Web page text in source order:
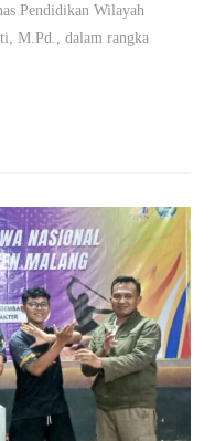
Pendidikan Wilayah
M.Pd., dalam rangka